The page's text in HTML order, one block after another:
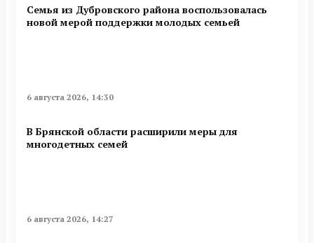
Семья из Дубровского района воспользовалась
новой мерой поддержки молодых семьей
6 августа 2026, 14:30
В Брянской области расширили меры для
многодетных семей
6 августа 2026, 14:27